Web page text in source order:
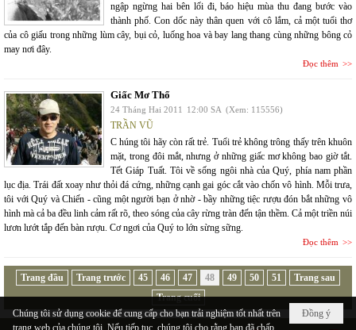
ngập ngừng hai bên lối đi, báo hiệu mùa thu đang bước vào
thành phố. Con dốc này thân quen với cô lắm, cả một tuổi thơ
của cô giấu trong những lùm cây, bụi cỏ, luống hoa và bay lang thang cùng những bông cỏ
may nơi đây.
Đọc thêm
Giấc Mơ Thổ
24 Tháng Hai 2011 12:00 SA (Xem: 115556)
TRẦN VŨ
C húng tôi hãy còn rất trẻ. Tuổi trẻ không trông thấy trên khuôn
mặt, trong đôi mắt, nhưng ở những giấc mơ không bao giờ tắt.
Tết Giáp Tuất. Tôi về sống ngôi nhà của Quý, phía nam phần
lục địa. Trái đất xoay như thỏi đá cứng, những cạnh gai góc cắt vào chốn vô hình. Mỗi trưa,
tôi với Quý và Chiến - cũng một người bạn ở nhờ - bầy những tiệc rượu đón bắt những vô
hình mà cả ba đều linh cảm rất rõ, theo sóng của cây rừng tràn đến tận thềm. Cả một triền núi
lươn lướt tắp đến bàn rượu. Cơ ngơi của Quý to lớn sừng sững.
Đọc thêm
Trang đầu Trang trước 45 46 47 48 49 50 51
Trang sau
Trang cuối
Đồng ý
Chúng tôi sử dụng cookie để cung cấp cho bạn trải nghiệm tốt nhất trên
trang web của chúng tôi. Nếu tiếp tục, chúng tôi cho rằng bạn đã chấp